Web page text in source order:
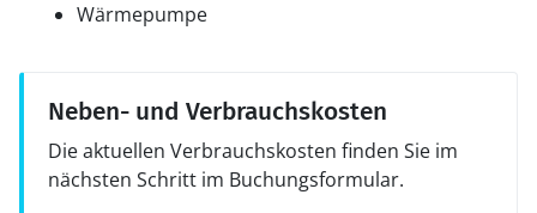
Wärmepumpe
Neben- und Verbrauchskosten
Die aktuellen Verbrauchskosten finden Sie im
nächsten Schritt im Buchungsformular.